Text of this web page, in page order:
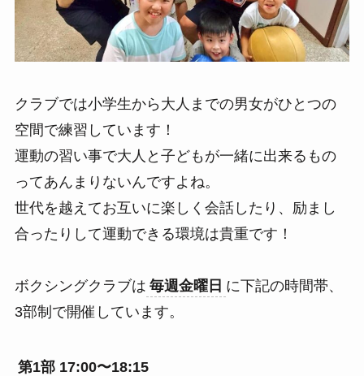
クラブでは小学生から大人までの男女がひとつの
空間で練習しています！
運動の習い事で大人と子どもが一緒に出来るもの
ってあんまりないんですよね。
世代を越えてお互いに楽しく会話したり、励まし
合ったりして運動できる環境は貴重です！
ボクシングクラブは 毎週金曜日 に下記の時間帯、
3部制で開催しています。
第1部 17:00〜18:15